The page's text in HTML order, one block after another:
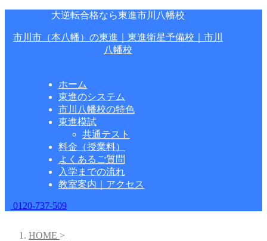
大逆転合格なら東進市川八幡校
市川市（本八幡）の東進｜東進衛星予備校｜市川
八幡校
ホーム
東進のシステム
市川八幡校の特色
東進模試
共通テスト
料金（授業料）
よくあるご質問
入学までの流れ
教室案内｜アクセス
0120-737-509
HOME >